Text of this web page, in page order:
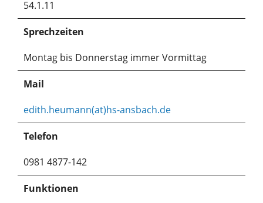
54.1.11
Sprechzeiten
Montag bis Donnerstag immer Vormittag
Mail
edith.heumann(at)hs-ansbach.de
Telefon
0981 4877-142
Funktionen